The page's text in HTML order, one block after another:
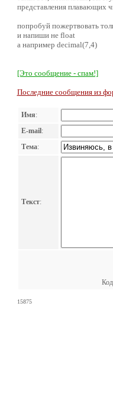
представления плавающих
попробуй пожертвовать
и напиши не float
а например decimal(7,4)
[Это сообщение - спам!]
Последние сообщения из
Имя:
E-mail:
Тема:
Текст:
15875